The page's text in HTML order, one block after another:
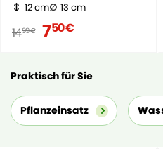
12 cm 13 cm
1499 € 750 €
Praktisch für Sie
Pflanzeinsatz